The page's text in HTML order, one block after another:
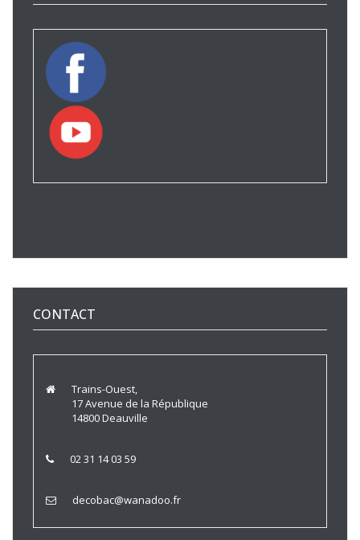
CONTACT
Trains-Ouest,
17 Avenue de la République
14800 Deauville
02 31 14 03 59
decobac@wanadoo.fr